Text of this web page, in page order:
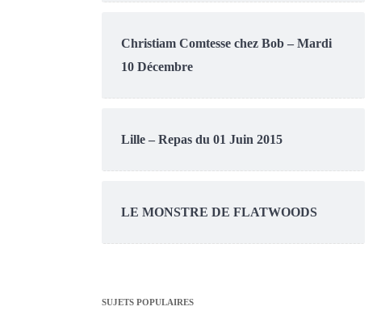
Christiam Comtesse chez Bob – Mardi
10 Décembre
Lille – Repas du 01 Juin 2015
LE MONSTRE DE FLATWOODS
SUJETS POPULAIRES